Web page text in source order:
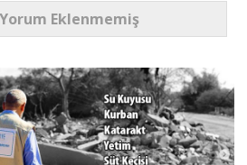
Eklenmemiş